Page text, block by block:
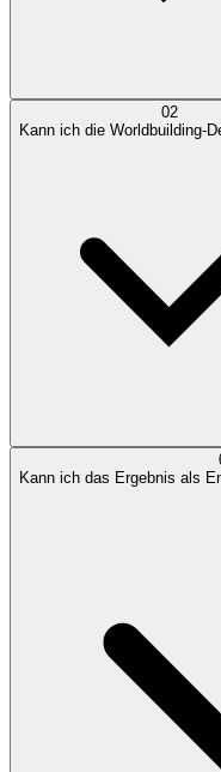
02
Kann ich die Worldbuilding-
Kann ich das Ergebnis als